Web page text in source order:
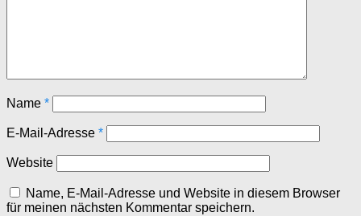
Name *
E-Mail-Adresse *
Website
Name, E-Mail-Adresse und Website in diesem Browser
für meinen nächsten Kommentar speichern.